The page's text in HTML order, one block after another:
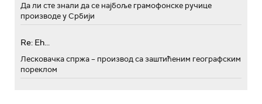
Да ли сте знали да се најбоље грамофонске ручице
производе у Србији
Re: Eh...
Лесковачка спржа – производ са заштићеним географским
пореклом